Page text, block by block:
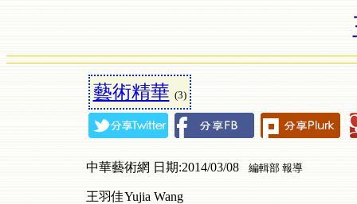
藝術精華 (3)
中華藝術網 日期:2014/03/08 編輯部 報導
王羽佳Yujia Wang